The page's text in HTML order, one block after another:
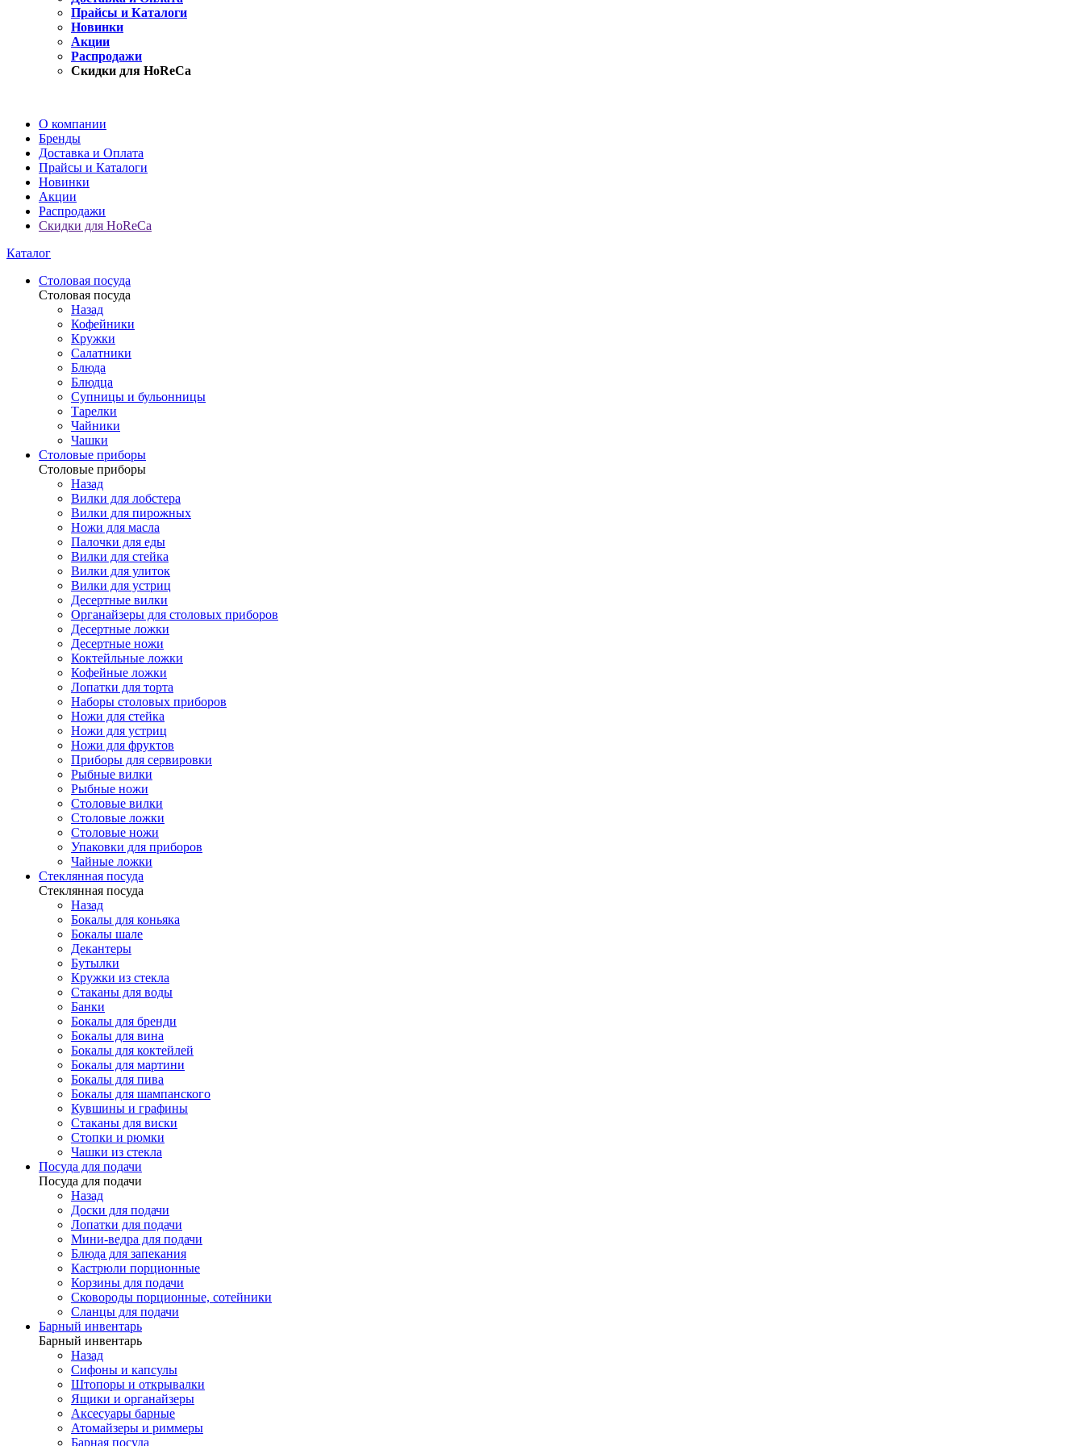
Прайсы и Каталоги
Новинки
Акции
Распродажи
Скидки для HoReCa
О компании
Бренды
Доставка и Оплата
Прайсы и Каталоги
Новинки
Акции
Распродажи
Скидки для HoReCa
Каталог
Столовая посуда
Столовая посуда
Назад
Кофейники
Кружки
Салатники
Блюда
Блюдца
Супницы и бульонницы
Тарелки
Чайники
Чашки
Cтоловые приборы
Cтоловые приборы
Назад
Вилки для лобстера
Вилки для пирожных
Ножи для масла
Палочки для еды
Вилки для стейка
Вилки для улиток
Вилки для устриц
Десертные вилки
Органайзеры для столовых приборов
Десертные ложки
Десертные ножи
Коктейльные ложки
Кофейные ложки
Лопатки для торта
Наборы столовых приборов
Ножи для стейка
Ножи для устриц
Ножи для фруктов
Приборы для сервировки
Рыбные вилки
Рыбные ножи
Столовые вилки
Столовые ложки
Столовые ножи
Упаковки для приборов
Чайные ложки
Стеклянная посуда
Стеклянная посуда
Назад
Бокалы для коньяка
Бокалы шале
Декантеры
Бутылки
Кружки из стекла
Стаканы для воды
Банки
Бокалы для бренди
Бокалы для вина
Бокалы для коктейлей
Бокалы для мартини
Бокалы для пива
Бокалы для шампанского
Кувшины и графины
Стаканы для виски
Стопки и рюмки
Чашки из стекла
Посуда для подачи
Посуда для подачи
Назад
Доски для подачи
Лопатки для подачи
Мини-ведра для подачи
Блюда для запекания
Кастрюли порционные
Корзины для подачи
Сковороды порционные, сотейники
Сланцы для подачи
Барный инвентарь
Барный инвентарь
Назад
Сифоны и капсулы
Штопоры и открывалки
Ящики и органайзеры
Аксесуары барные
Атомайзеры и риммеры
Барная посуда